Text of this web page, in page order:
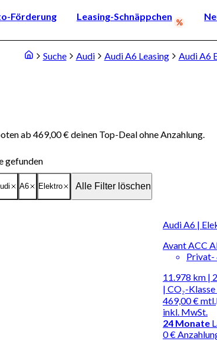
Förderung Leasing-Schnäppchen
Suche Audi Audi A6 Leasing Audi A6
ab 469,00 € deinen Top-Deal ohne Anzahlung.
gefunden
A6 Elektro Alle Filter löschen
Audi A6 |
Avant ACC
Privat-
11.978 km |
| CO₂-
469,00 €mtl.
inkl. MwSt.
24 Monate
0 €